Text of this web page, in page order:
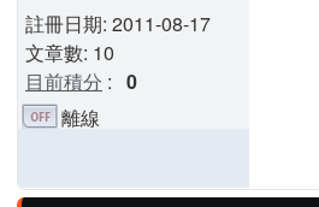
註冊日期: 2011-08-17
文章數: 10
目前積分 : 0
離線